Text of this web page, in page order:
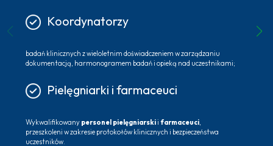
Koordynatorzy
badań klinicznych z wieloletnim doświadczeniem w zarządzaniu
dokumentacją, harmonogramem badań i opieką nad uczestnikami;
Pielęgniarki i farmaceuci
Wykwalifikowany personel pielęgniarskii farmaceuci
przeszkoleni w zakresie protokołów klinicznych i bezpieczeństwa
uczestników.